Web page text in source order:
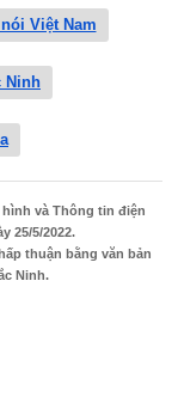
Việt Nam
Ninh
hình và Thông tin điện
25/5/2022.
thuận bằng văn bản
Ninh.